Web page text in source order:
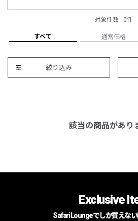
対象件数 : 0件
すべて 通常価格
絞り込み
該当の商品があり
Exclusive
Safari Loungeでしか買えな